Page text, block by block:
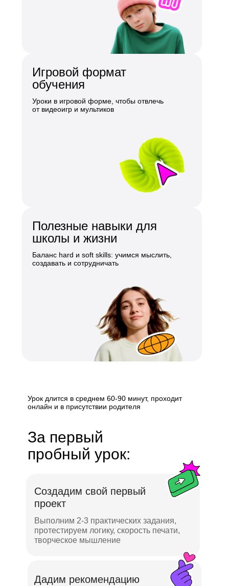
Игровой формат
обучения
Уроки в игровой форме, чтобы отвлечь
от видеоигр и мультиков
Полезные навыки для
школы и жизни
Баланс hard и soft skills: учимся мыслить,
создавать и сотрудничать
Урок длится в среднем 60-90 минут, проходит
онлайн и в присутствии родителя
За первый
пробный урок:
Создадим свой первый
проект
Выполним 2-3 практических задания,
протестируем логику, скорость печати,
творческое мышление
Дадим рекомендацию